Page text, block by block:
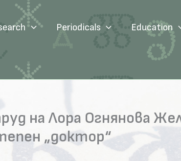
Periodicals Education
на Лора Огнянова
„доктор“